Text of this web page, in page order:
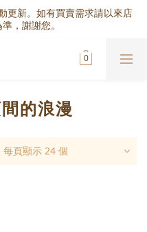
更新。如有買賣需求請以來店
，謝謝您。
的浪漫
每頁顯示 24 個